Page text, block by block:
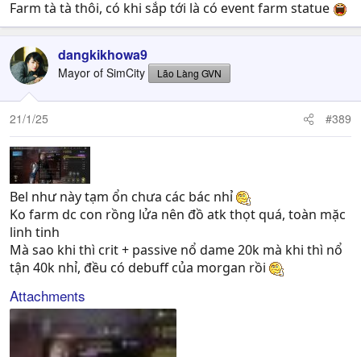
Farm tà tà thôi, có khi sắp tới là có event farm statue
dangkikhowa9
Mayor of SimCity Lão Làng GVN
21/1/25 #389
Bel như này tạm ổn chưa các bác nhỉ
Ko farm dc con rồng lửa nên đồ atk thọt quá, toàn mặc
linh tinh
Mà sao khi thì crit + passive nổ dame 20k mà khi thì nổ
tận 40k nhỉ, đều có debuff của morgan rồi
Attachments